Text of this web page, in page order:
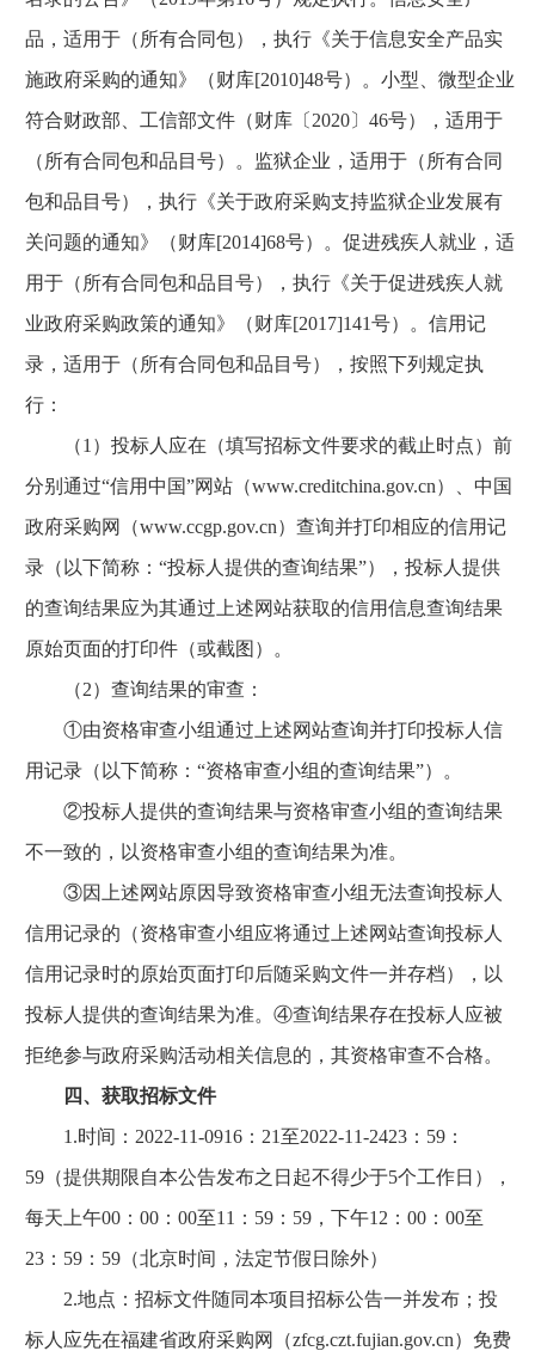
品，适用于（所有合同包），执行《关于信息安全产品实
施政府采购的通知》（财库[2010]48号）。小型、微型企业
符合财政部、工信部文件（财库〔2020〕46号），适用于
（所有合同包和品目号）。监狱企业，适用于（所有合同
包和品目号），执行《关于政府采购支持监狱企业发展有
关问题的通知》（财库[2014]68号）。促进残疾人就业，适
用于（所有合同包和品目号），执行《关于促进残疾人就
业政府采购政策的通知》（财库[2017]141号）。信用记
录，适用于（所有合同包和品目号），按照下列规定执
行：
（1）投标人应在（填写招标文件要求的截止时点）前
分别通过“信用中国”网站（www.creditchina.gov.cn）、中国
政府采购网（www.ccgp.gov.cn）查询并打印相应的信用记
录（以下简称：“投标人提供的查询结果”），投标人提供
的查询结果应为其通过上述网站获取的信用信息查询结果
原始页面的打印件（或截图）。
（2）查询结果的审查：
①由资格审查小组通过上述网站查询并打印投标人信
用记录（以下简称：“资格审查小组的查询结果”）。
②投标人提供的查询结果与资格审查小组的查询结果
不一致的，以资格审查小组的查询结果为准。
③因上述网站原因导致资格审查小组无法查询投标人
信用记录的（资格审查小组应将通过上述网站查询投标人
信用记录时的原始页面打印后随采购文件一并存档），以
投标人提供的查询结果为准。④查询结果存在投标人应被
拒绝参与政府采购活动相关信息的，其资格审查不合格。
四、获取招标文件
1.时间：2022-11-0916：21至2022-11-2423：59：
59（提供期限自本公告发布之日起不得少于5个工作日），
每天上午00：00：00至11：59：59，下午12：00：00至
23：59：59（北京时间，法定节假日除外）
2.地点：招标文件随同本项目招标公告一并发布；投
标人应先在福建省政府采购网（zfcg.czt.fujian.gov.cn）免费